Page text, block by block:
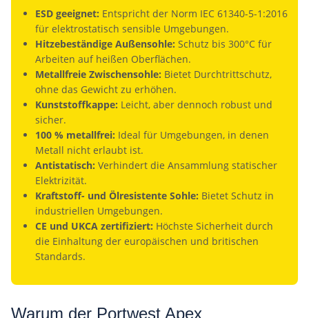
ESD geeignet: Entspricht der Norm IEC 61340-5-1:2016
für elektrostatisch sensible Umgebungen.
Hitzebeständige Außensohle: Schutz bis 300°C für
Arbeiten auf heißen Oberflächen.
Metallfreie Zwischensohle: Bietet Durchtrittschutz,
ohne das Gewicht zu erhöhen.
Kunststoffkappe: Leicht, aber dennoch robust und
sicher.
100 % metallfrei: Ideal für Umgebungen, in denen
Metall nicht erlaubt ist.
Antistatisch: Verhindert die Ansammlung statischer
Elektrizität.
Kraftstoff- und Ölresistente Sohle: Bietet Schutz in
industriellen Umgebungen.
CE und UKCA zertifiziert: Höchste Sicherheit durch
die Einhaltung der europäischen und britischen
Standards.
Warum der Portwest Apex